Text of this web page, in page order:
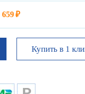
659 ₽
Купить в 1